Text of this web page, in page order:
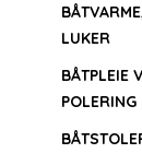
LUKER
BÅTPLEIE
POLERING